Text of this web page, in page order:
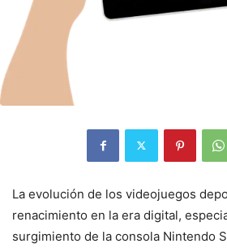
La evolución de los videojuegos
renacimiento en la era digital,
surgimiento de la consola Nintendo